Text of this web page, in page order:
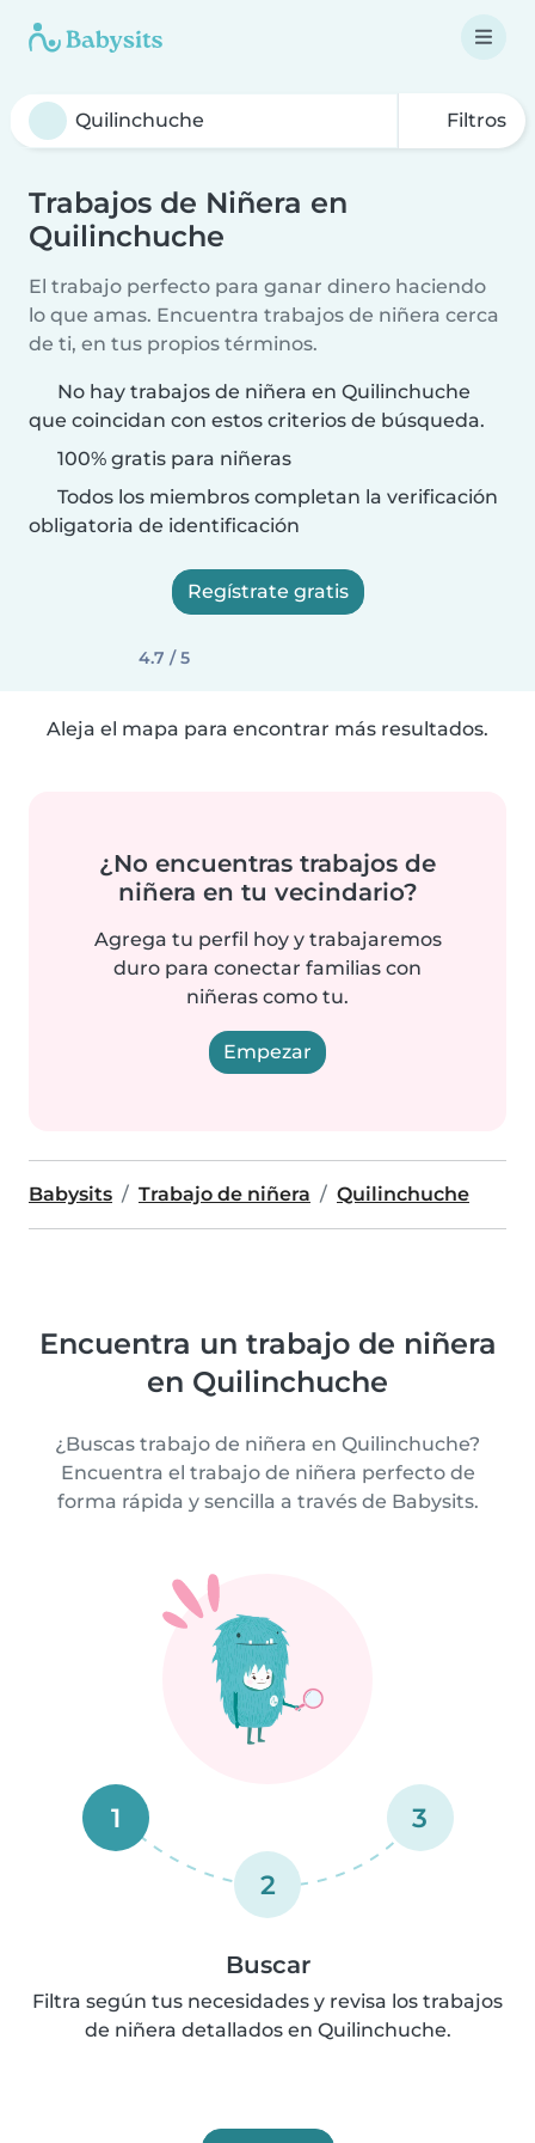
Filtros
Trabajos de Niñera en
Quilinchuche
El trabajo perfecto para ganar dinero haciendo
lo que amas. Encuentra trabajos de niñera cerca
de ti, en tus propios términos.
No hay trabajos de niñera en Quilinchuche
que coincidan con estos criterios de búsqueda.
100% gratis para niñeras
Todos los miembros completan la verificación
obligatoria de identificación
Regístrate gratis
4.7 / 5
Aleja el mapa para encontrar más resultados.
¿No encuentras trabajos de
niñera en tu vecindario?
Agrega tu perfil hoy y trabajaremos
duro para conectar familias con
niñeras como tu.
Empezar
Babysits Trabajo de niñera Quilinchuche
Encuentra un trabajo de niñera
en Quilinchuche
¿Buscas trabajo de niñera en Quilinchuche?
Encuentra el trabajo de niñera perfecto de
forma rápida y sencilla a través de Babysits.
1
2
3
Buscar
Filtra según tus necesidades y revisa los trabajos
de niñera detallados en Quilinchuche.